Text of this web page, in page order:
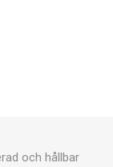
och hållbar